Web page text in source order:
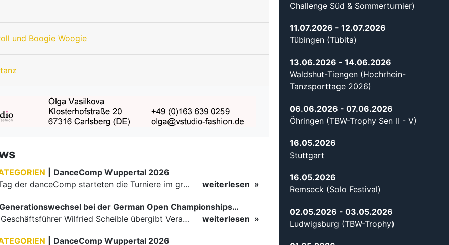
und Boogie Woogie
DanceComp Wuppertal 2026
Am zweiten Tag der danceComp starteten die Turniere im großen Saal. Den Auftakt machte das größte Feld des Wochenendes: Im WDSF Open Senior III Standard gingen 141 Paare aufs Parkett.
weiterlesen
bei der German Open Championships…
Langjähriger Geschäftsführer Wilfried Scheible übergibt Verantwortung an Stephen Harnisch und Bernd Roßnagel Stuttgart, den 30. Juni 2026.
weiterlesen
DanceComp Wuppertal 2026
Challenge Süd & Sommerturnier)
11.07.2026 - 12.07.2026
Tübingen (Tübita)
13.06.2026 - 14.06.2026
Waldshut-Tiengen (Hochrhein-
Tanzsporttage 2026)
06.06.2026 - 07.06.2026
Öhringen (TBW-Trophy Sen II - V)
16.05.2026
Stuttgart
16.05.2026
Remseck (Solo Festival)
02.05.2026 - 03.05.2026
Ludwigsburg (TBW-Trophy)